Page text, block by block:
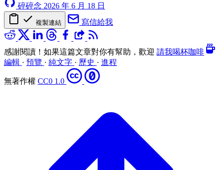
碎碎念 2026 年 6 月 18 日
複製連結 寫信給我
感謝閱讀！如果這篇文章對你有幫助，歡迎 請我喝杯咖啡
編輯 · 預覽 · 純文字 · 歷史 · 進程
無著作權 CC0 1.0